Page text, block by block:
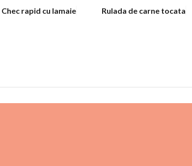
Chec rapid cu lamaie Rulada de carne tocata